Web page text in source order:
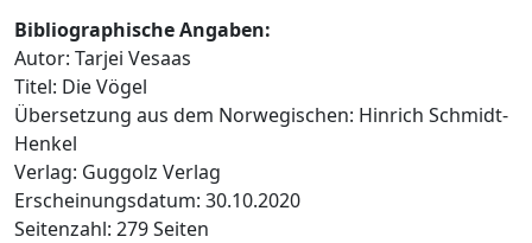
Bibliographische Angaben:
Autor: Tarjei Vesaas
Titel: Die Vögel
Übersetzung aus dem Norwegischen: Hinrich Schmidt-
Henkel
Verlag: Guggolz Verlag
Erscheinungsdatum: 30.10.2020
Seitenzahl: 279 Seiten